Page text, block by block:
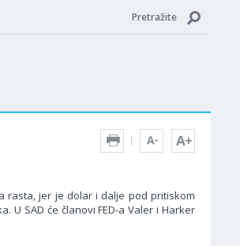
Pretražite
rasta, jer je dolar i dalje pod pritiskom
U SAD će članovi FED-a Valer i Harker